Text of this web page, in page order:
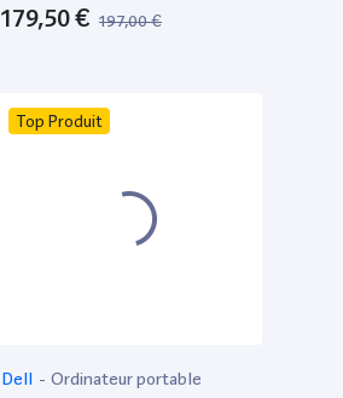
179,50 € 197,00 €
Top Produit
Dell - Ordinateur portable